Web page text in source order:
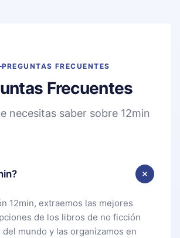
PREGUNTAS FRECUENTES
Frecuentes
necesitas saber sobre 12min
12min, extraemos las mejores
de los libros de no ficción
del mundo y las organizamos en